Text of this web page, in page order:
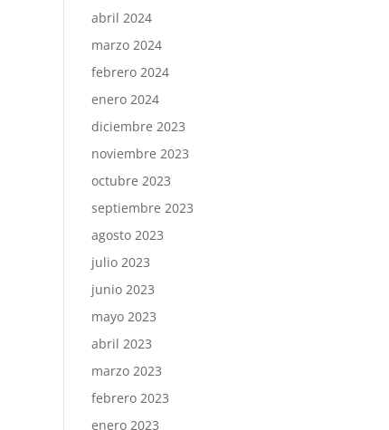
abril 2024
marzo 2024
febrero 2024
enero 2024
diciembre 2023
noviembre 2023
octubre 2023
septiembre 2023
agosto 2023
julio 2023
junio 2023
mayo 2023
abril 2023
marzo 2023
febrero 2023
enero 2023